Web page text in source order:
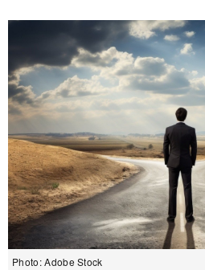
Photo: Adobe Stock